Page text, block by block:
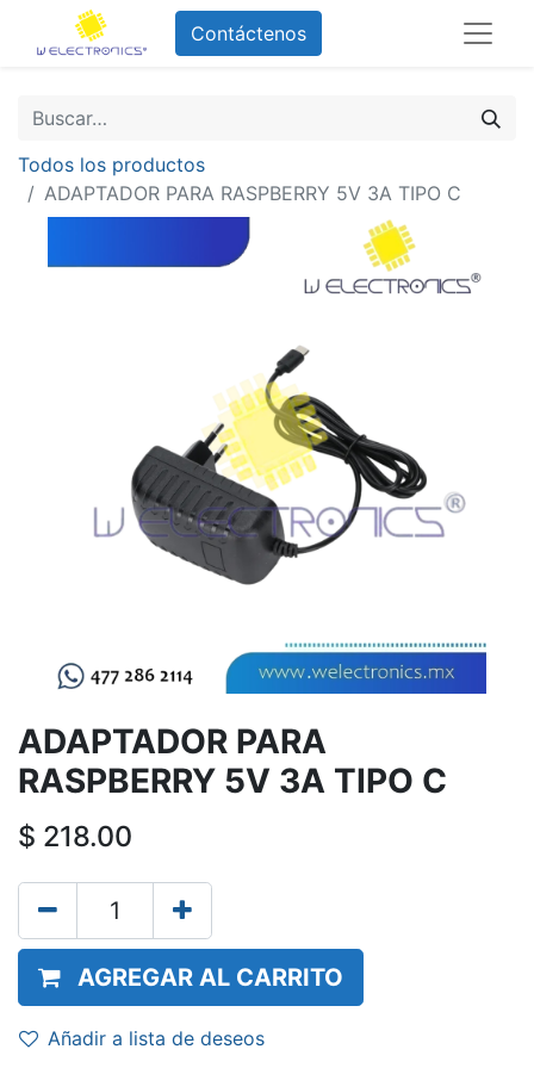
Contáctenos
Todos los productos
ADAPTADOR PARA RASPBERRY 5V 3A TIPO C
ADAPTADOR PARA
RASPBERRY 5V 3A TIPO C
$ 218.00
AGREGAR AL CARRITO
Añadir a lista de deseos